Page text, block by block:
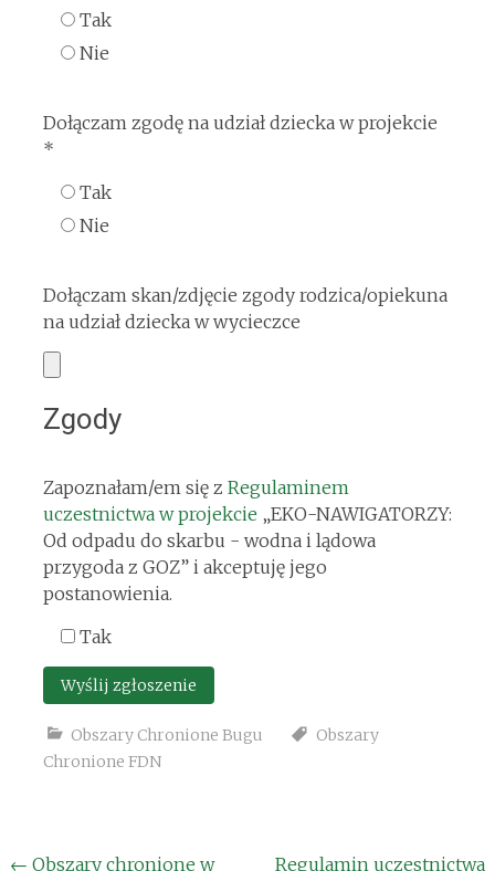
Tak
Nie
Dołączam zgodę na udział dziecka w projekcie
*
Tak
Nie
Dołączam skan/zdjęcie zgody rodzica/opiekuna
na udział dziecka w wycieczce
Zgody
Zapoznałam/em się z Regulaminem
uczestnictwa w projekcie „EKO-NAWIGATORZY:
Od odpadu do skarbu - wodna i lądowa
przygoda z GOZ” i akceptuję jego
postanowienia.
Tak
Obszary Chronione Bugu
Obszary
Chronione FDN
← Obszary chronione w Regulamin uczestnictwa